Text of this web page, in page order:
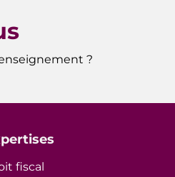
?
fiscal